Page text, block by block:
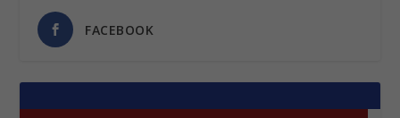
FACEBOOK